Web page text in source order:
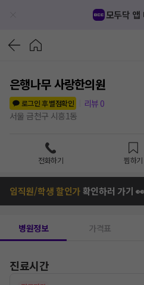
모두닥 앱
은행나무 사랑한의원
로그인 후 별점확인
리뷰 0
서울 금천구 시흥1동
전화하기 찜하기
임직원/학생 할인가확인하러 가기 👀
병원정보 가격표
진료시간